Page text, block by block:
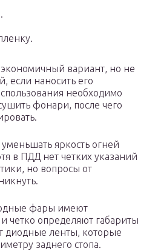
вариант, но не
если наносить его
необходимо
фонари, после чего
яркость огней
в ПДД нет четких указаний
но вопросы от
фары имеют
четко определяют габариты
диодные ленты, которые
заднего стопа.